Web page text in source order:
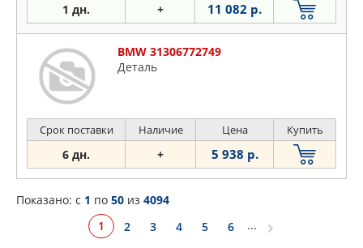
1 дн. + 11 082 р.
BMW 31306772749
Деталь
Срок поставки Наличие Цена Купить
6 дн. + 5 938 р.
Показано: c 1 по 50 из 4094
1
2 3 4 5 6 ...